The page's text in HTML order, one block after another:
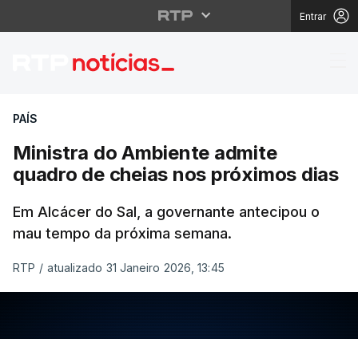
Entrar
Ministra do Ambiente
PAÍS
Ministra do Ambiente admite
quadro de cheias nos próximos dias
Em Alcácer do Sal, a governante antecipou o
mau tempo da próxima semana.
RTP / atualizado 31 Janeiro 2026, 13:45